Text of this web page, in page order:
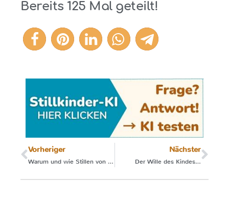
Bereits 125 Mal geteilt!
125
Vorheriger
Warum und wie Stillen von Anfang an einfach sein kann
Nächster
Der Wille des Kindes…